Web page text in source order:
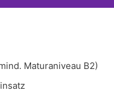
Maturaniveau B2)